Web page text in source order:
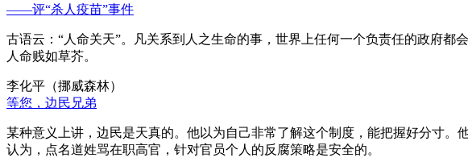
——评“杀人疫苗”事件
古语云：“人命关天”。凡关系到人之生命的事，世界上任何一个负责任的政府都
人命贱如草芥。
李化平（挪威森林）
等您，边民兄弟
某种意义上讲，边民是天真的。他以为自己非常了解这个制度，能把握好分寸
认为，点名道姓骂在职高官，针对官员个人的反腐策略是安全的。